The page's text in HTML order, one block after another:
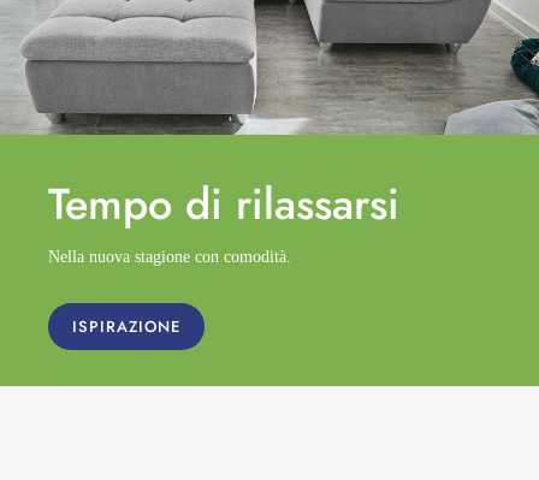
Tempo di rilassarsi
Nella nuova stagione con comodità.
ISPIRAZIONE